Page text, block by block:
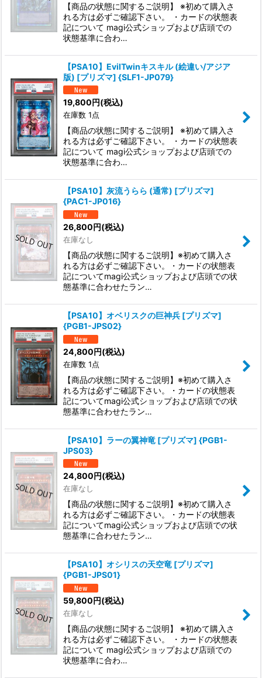
【商品の状態に関するご説明】 ※初めて購入さ
れる方は必ずご確認下さい。 ・カードの状態表
記について magi公式ショップおよび店頭での
状態基準に合わ…
【PSA10】EvilTwinキスキル (絵違い/アジア
版) [プリズマ] {SLF1-JP079}
19,800 円(税込)
在庫数 1点
【商品の状態に関するご説明】 ※初めて購入さ
れる方は必ずご確認下さい。 ・カードの状態表
記について magi公式ショップおよび店頭での
状態基準に合わ…
【PSA10】灰流うらら (通常) [プリズマ]
{PAC1-JP016}
26,800円(税込)
在庫なし
【商品の状態に関するご説明】※初めて購入さ
れる方は必ずご確認下さい。・カードの状態表
記についてmagi公式ショップおよび店頭での状
態基準に合わせたラン…
【PSA10】オベリスクの巨神兵 [プリズマ]
{PGB1-JPS02}
24,800円(税込)
在庫数 1点
【商品の状態に関するご説明】※初めて購入さ
れる方は必ずご確認下さい。・カードの状態表
記についてmagi公式ショップおよび店頭での状
態基準に合わせたラン…
【PSA10】ラーの翼神竜 [プリズマ] {PGB1-
JPS03}
24,800 円(税込)
在庫なし
【商品の状態に関するご説明】※初めて購入さ
れる方は必ずご確認下さい。・カードの状態表
記についてmagi公式ショップおよび店頭での状
態基準に合わせたラン…
【PSA10】オシリスの天空竜 [プリズマ]
{PGB1-JPS01}
59,800円(税込)
在庫なし
【商品の状態に関するご説明】 ※初めて購入さ
れる方は必ずご確認下さい。 ・カードの状態表
記について magi公式ショップおよび店頭での
状態基準に合わ…